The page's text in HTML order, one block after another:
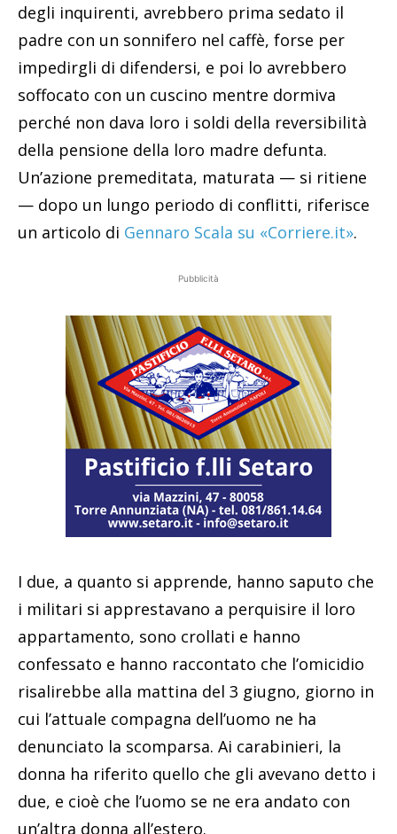
degli inquirenti, avrebbero prima sedato il
padre con un sonnifero nel caffè, forse per
impedirgli di difendersi, e poi lo avrebbero
soffocato con un cuscino mentre dormiva
perché non dava loro i soldi della reversibilità
della pensione della loro madre defunta.
Un’azione premeditata, maturata — si ritiene
— dopo un lungo periodo di conflitti, riferisce
un articolo di Gennaro Scala su «Corriere.it».
Pubblicità
I due, a quanto si apprende, hanno saputo che
i militari si apprestavano a perquisire il loro
appartamento, sono crollati e hanno
confessato e hanno raccontato che l’omicidio
risalirebbe alla mattina del 3 giugno, giorno in
cui l’attuale compagna dell’uomo ne ha
denunciato la scomparsa. Ai carabinieri, la
donna ha riferito quello che gli avevano detto i
due, e cioè che l’uomo se ne era andato con
un’altra donna all’estero.